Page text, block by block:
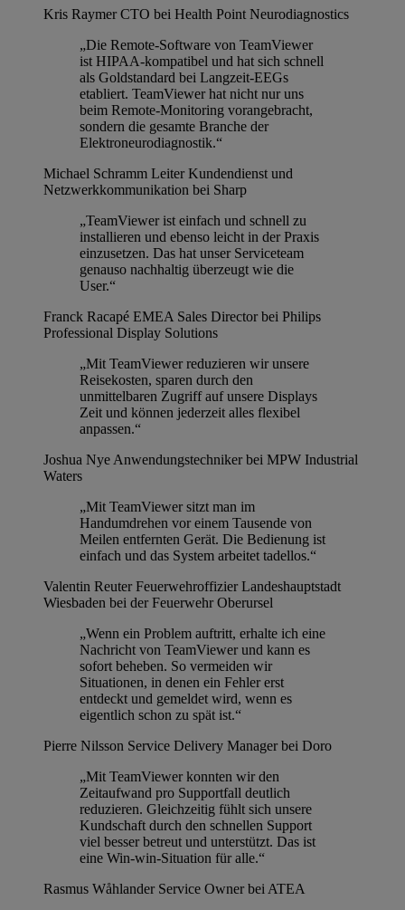
Kris Raymer CTO bei Health Point Neurodiagnostics
„Die Remote-Software von TeamViewer
ist HIPAA-kompatibel und hat sich schnell
als Goldstandard bei Langzeit-EEGs
etabliert. TeamViewer hat nicht nur uns
beim Remote-Monitoring vorangebracht,
sondern die gesamte Branche der
Elektroneurodiagnostik.“
Michael Schramm Leiter Kundendienst und
Netzwerkkommunikation bei Sharp
„TeamViewer ist einfach und schnell zu
installieren und ebenso leicht in der Praxis
einzusetzen. Das hat unser Serviceteam
genauso nachhaltig überzeugt wie die
User.“
Franck Racapé EMEA Sales Director bei Philips
Professional Display Solutions
„Mit TeamViewer reduzieren wir unsere
Reisekosten, sparen durch den
unmittelbaren Zugriff auf unsere Displays
Zeit und können jederzeit alles flexibel
anpassen.“
Joshua Nye Anwendungstechniker bei MPW Industrial
Waters
„Mit TeamViewer sitzt man im
Handumdrehen vor einem Tausende von
Meilen entfernten Gerät. Die Bedienung ist
einfach und das System arbeitet tadellos.“
Valentin Reuter Feuerwehroffizier Landeshauptstadt
Wiesbaden bei der Feuerwehr Oberursel
„Wenn ein Problem auftritt, erhalte ich eine
Nachricht von TeamViewer und kann es
sofort beheben. So vermeiden wir
Situationen, in denen ein Fehler erst
entdeckt und gemeldet wird, wenn es
eigentlich schon zu spät ist.“
Pierre Nilsson Service Delivery Manager bei Doro
„Mit TeamViewer konnten wir den
Zeitaufwand pro Supportfall deutlich
reduzieren. Gleichzeitig fühlt sich unsere
Kundschaft durch den schnellen Support
viel besser betreut und unterstützt. Das ist
eine Win-win-Situation für alle.“
Rasmus Wåhlander Service Owner bei ATEA